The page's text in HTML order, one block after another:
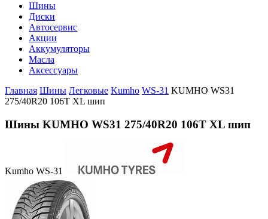
Шины
Диски
Автосервис
Акции
Аккумуляторы
Масла
Аксессуары
Главная Шины Легковые Kumho WS-31 KUMHO WS31
275/40R20 106T XL шип
Шины KUMHO WS31 275/40R20 106T XL шип
Kumho WS-31